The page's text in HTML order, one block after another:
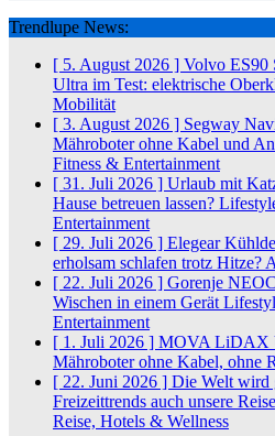
Trendlupe News:
[ 5. August 2026 ] Volvo ES90
Ultra im Test: elektrische
Mobilität
[ 3. August 2026 ] Segway
Mähroboter ohne Kabel und
Fitness & Entertainment
[ 31. Juli 2026 ] Urlaub mit
Hause betreuen lassen?
Entertainment
[ 29. Juli 2026 ] Elegear
erholsam schlafen trotz Hitze?
[ 22. Juli 2026 ] Gorenje
Wischen in einem Gerät
Entertainment
[ 1. Juli 2026 ] MOVA LiDAX
Mähroboter ohne Kabel, ohne
[ 22. Juni 2026 ] Die Welt wird
Freizeittrends auch unsere
Reise, Hotels & Wellness